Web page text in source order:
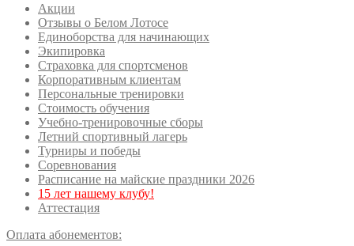
caption:
Акции
Отзывы о Белом Лотосе
Единоборства для начинающих
Экипировка
Страховка для спортсменов
Корпоративным клиентам
Персональные тренировки
Стоимость обучения
Учебно-тренировочные сборы
Летний спортивный лагерь
Турниры и победы
Соревнования
Расписание на майские праздники 2026
15 лет нашему клубу!
Аттестация
Оплата абонементов: